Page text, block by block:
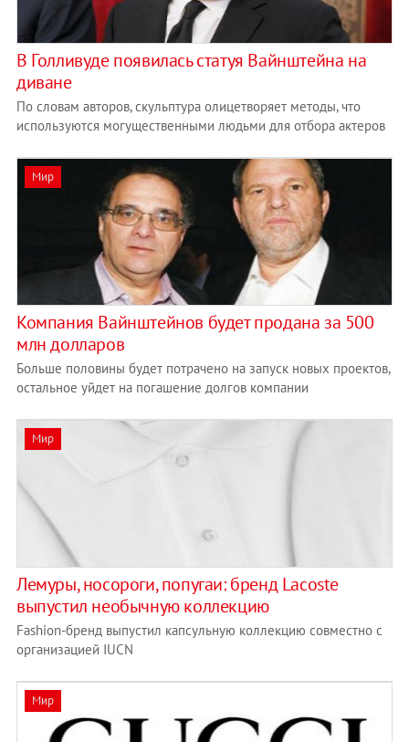
В Голливуде появилась статуя Вайнштейна на
диване
По словам авторов, скульптура олицетворяет методы, что
используются могущественными людьми для отбора актеров
Мир
Компания Вайнштейнов будет продана за 500
млн долларов
Больше половины будет потрачено на запуск новых проектов,
остальное уйдет на погашение долгов компании
Мир
Лемуры, носороги, попугаи: бренд Lacoste
выпустил необычную коллекцию
Fashion-бренд выпустил капсульную коллекцию совместно с
организацией IUCN
Мир